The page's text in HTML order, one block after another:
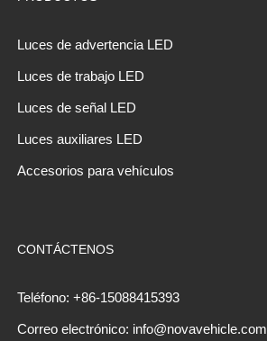
Luces de advertencia LED
Luces de trabajo LED
Luces de señal LED
Luces auxiliares LED
Accesorios para vehículos
CONTÁCTENOS
Teléfono: +86-15088415393
Correo electrónico: info@novavehicle.com